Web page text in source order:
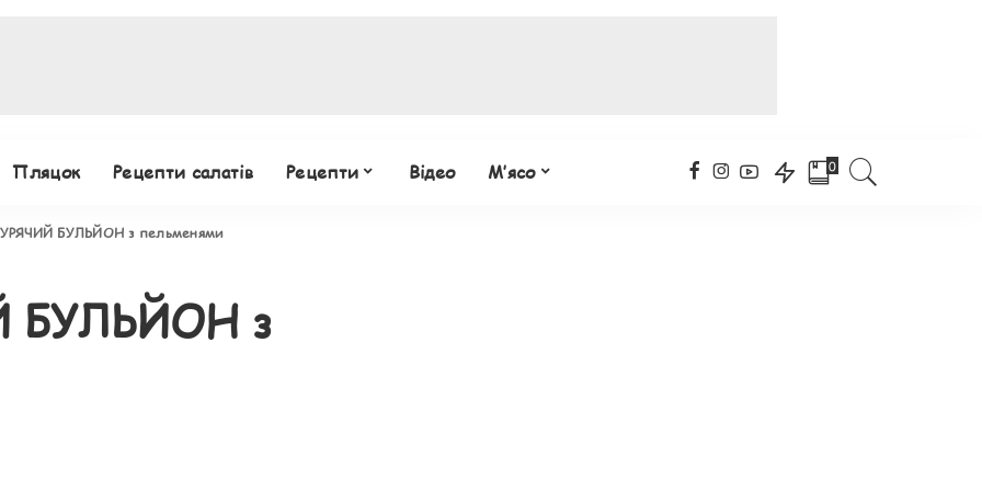
Пляцок Рецепти салатів Рецепти Відео М’ясо 0
БУЛЬЙОН з пельменями
БУЛЬЙОН з